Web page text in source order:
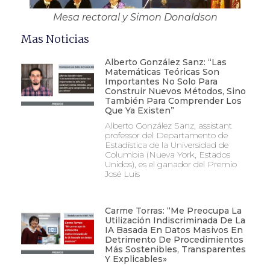
Mesa rectoral y Simon Donaldson
Mas Noticias
Alberto González Sanz: “Las
Matemáticas Teóricas Son
Importantes No Solo Para
Construir Nuevos Métodos, Sino
También Para Comprender Los
Que Ya Existen”
Alberto González Sanz, assistant
professor del Departamento de
Estadística de la Universidad de
Columbia (Nueva York, Estados
Unidos), es el ganador del Premio
José Luis
Carme Torras: “Me Preocupa La
Utilización Indiscriminada De La
IA Basada En Datos Masivos En
Detrimento De Procedimientos
Más Sostenibles, Transparentes
Y Explicables»